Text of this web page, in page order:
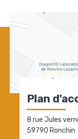
Plan
8 rue Jules
59790 Ronchin